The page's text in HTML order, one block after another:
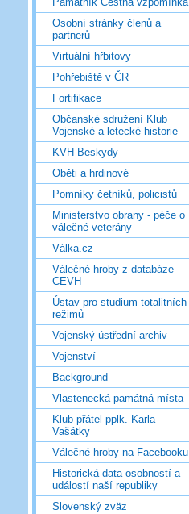
Osobní stránky členů a
partnerů
Virtuální hřbitovy
Pohřebiště v ČR
Fortifikace
Občanské sdružení Klub
Vojenské a letecké historie
KVH Beskydy
Oběti a hrdinové
Pomníky četníků, policistů
Ministerstvo obrany - péče o
válečné veterány
Válka.cz
Válečné hroby z databáze
CEVH
Ústav pro studium totalitních
režimů
Vojenský ústřední archiv
Vojenství
Background
Vlastenecká památná místa
Klub přátel pplk. Karla
Vašátky
Válečné hroby na Facebooku
Historická data osobností a
událostí naší republiky
Slovenský zväz